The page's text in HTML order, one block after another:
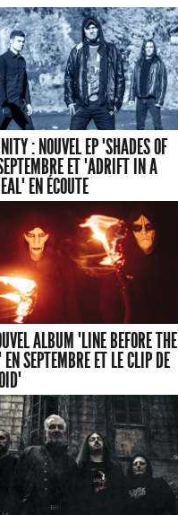
: NOUVEL EP "SHADES OF
ET "ADRIFT IN A
EN ÉCOUTE
ALBUM "LINE BEFORE THE
EN SEPTEMBRE ET LE CLIP DE